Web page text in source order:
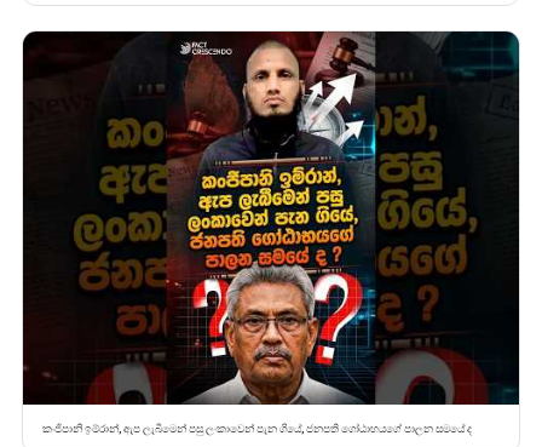
කංජිපානි ඉම්රාන්, ඇප ලැබීමෙන් පසු ලංකාවෙන් පැන ගියේ, ජනපති ගෝඨාභයගේ පාලන සමයේ ද